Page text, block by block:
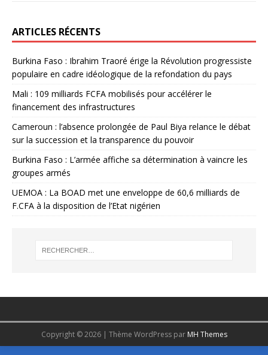
ARTICLES RÉCENTS
Burkina Faso : Ibrahim Traoré érige la Révolution progressiste
populaire en cadre idéologique de la refondation du pays
Mali : 109 milliards FCFA mobilisés pour accélérer le
financement des infrastructures
Cameroun : l’absence prolongée de Paul Biya relance le débat
sur la succession et la transparence du pouvoir
Burkina Faso : L’armée affiche sa détermination à vaincre les
groupes armés
UEMOA : La BOAD met une enveloppe de 60,6 milliards de
F.CFA à la disposition de l’Etat nigérien
Copyright © 2026 | Thème WordPress par MH Themes